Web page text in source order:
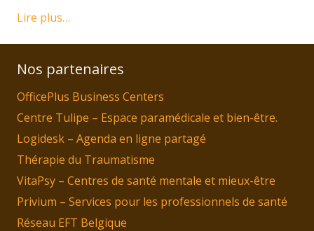
Lire plus…
Nos partenaires
OfficePlus Business Centers
Centre Tulipe – Espace paramédicale et bien-être.
Logidesk – Agenda en ligne partagé
Thérapie du Traumatisme
VitaPsy – Centres de santé mentale et mieux-être
Privium – Services pour les professionnels de santé
Réseau EFT Belgique